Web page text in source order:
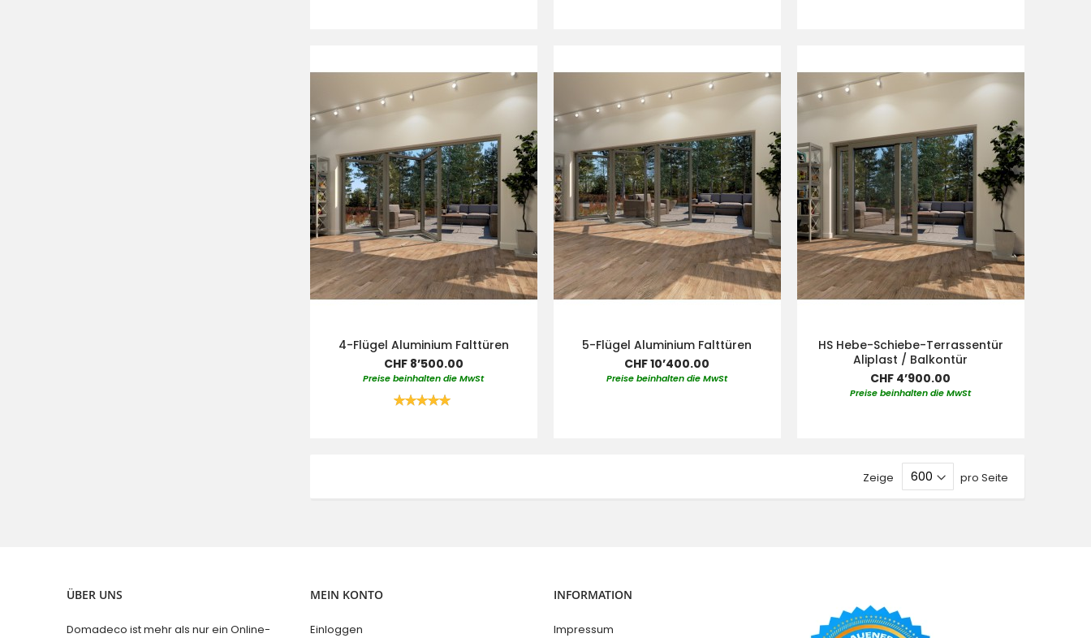
4-Flügel Aluminium Falttüren
CHF 8’500.00
Preise beinhalten die MwSt
Bewertung:
5-Flügel Aluminium Falttüren
CHF 10’400.00
Preise beinhalten die MwSt
HS Hebe-Schiebe-Terrassentür
Aliplast / Balkontür
CHF 4’900.00
Preise beinhalten die MwSt
Zeige pro Seite
ÜBER UNS
Domadeco ist mehr als nur ein Online-
MEIN KONTO
Einloggen
INFORMATION
Impressum